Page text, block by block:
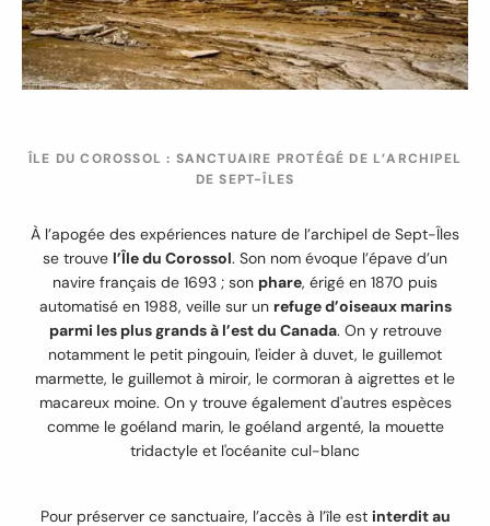
ÎLE DU COROSSOL : SANCTUAIRE PROTÉGÉ DE L’ARCHIPEL
DE SEPT-ÎLES
À l’apogée des expériences nature de l’archipel de Sept-Îles
se trouve l’Île du Corossol. Son nom évoque l’épave d’un
navire français de 1693 ; son phare, érigé en 1870 puis
automatisé en 1988, veille sur un refuge d’oiseaux marins
parmi les plus grands à l’est du Canada. On y retrouve
notamment le petit pingouin, l'eider à duvet, le guillemot
marmette, le guillemot à miroir, le cormoran à aigrettes et le
macareux moine. On y trouve également d'autres espèces
comme le goéland marin, le goéland argenté, la mouette
tridactyle et l'océanite cul-blanc
Pour préserver ce sanctuaire, l’accès à l’île est interdit au